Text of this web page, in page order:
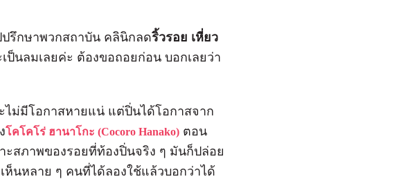
รึกษาพวกสถาบัน คลินิกลดริ้วรอย เหี่ยว
นลมเลยค่ะ ต้องขอถอยก่อน บอกเลยว่า
ม่มีโอกาสหายแน่ แต่ปิ่นได้โอกาสจาก
โคโคโร่ ฮานาโกะ (Cocoro Hanako) ตอน
ะสภาพของรอยที่ท้องปิ่นจริง ๆ มันก็ปล่อย
ห็นหลาย ๆ คนที่ได้ลองใช้แล้วบอกว่าได้